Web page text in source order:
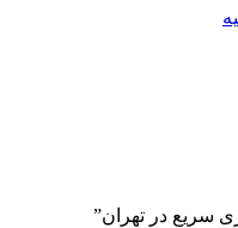
سریع در تهران”